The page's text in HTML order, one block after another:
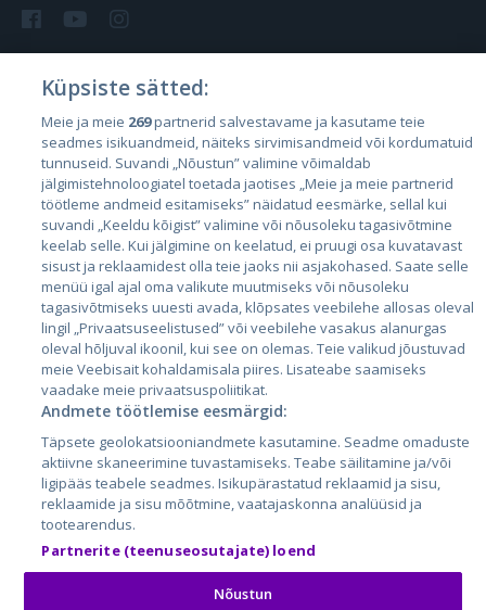
Страны
Эстония
Латвия
Литва
City24.lv
City24.ee
GetaPro.lv
GetaPro.ee
Skelbiu.lt
Autoplius.lt
Aruodas.lt
CVbankas.lt
Kainos.lt
Paslaugos.lt
auto24.ee
Osta.ee
KuldneBörs.ee
Küpsiste sätted:
Meie ja meie 269partnerid salvestavame ja kasutame teie
seadmes isikuandmeid, näiteks sirvimisandmeid või kordumatuid
tunnuseid. Suvandi „Nõustun” valimine võimaldab
jälgimistehnoloogiatel toetada jaotises „Meie ja meie partnerid
töötleme andmeid esitamiseks” näidatud eesmärke, sellal kui
suvandi „Keeldu kõigist” valimine või nõusoleku tagasivõtmine
keelab selle. Kui jälgimine on keelatud, ei pruugi osa kuvatavast
sisust ja reklaamidest olla teie jaoks nii asjakohased. Saate selle
menüü igal ajal oma valikute muutmiseks või nõusoleku
tagasivõtmiseks uuesti avada, klõpsates veebilehe allosas oleval
lingil „Privaatsuseelistused” või veebilehe vasakus alanurgas
oleval hõljuval ikoonil, kui see on olemas. Teie valikud jõustuvad
meie Veebisait kohaldamisala piires. Lisateabe saamiseks
vaadake meie privaatsuspoliitikat.
Andmete töötlemise eesmärgid:
Täpsete geolokatsiooniandmete kasutamine. Seadme omaduste
aktiivne skaneerimine tuvastamiseks. Teabe säilitamine ja/või
ligipääs teabele seadmes. Isikupärastatud reklaamid ja sisu,
reklaamide ja sisu mõõtmine, vaatajaskonna analüüsid ja
tootearendus.
Partnerite (teenuseosutajate) loend
Nõustun